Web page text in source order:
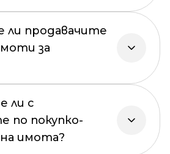
ли продавачите
за
ли с
по покупко-
имота?